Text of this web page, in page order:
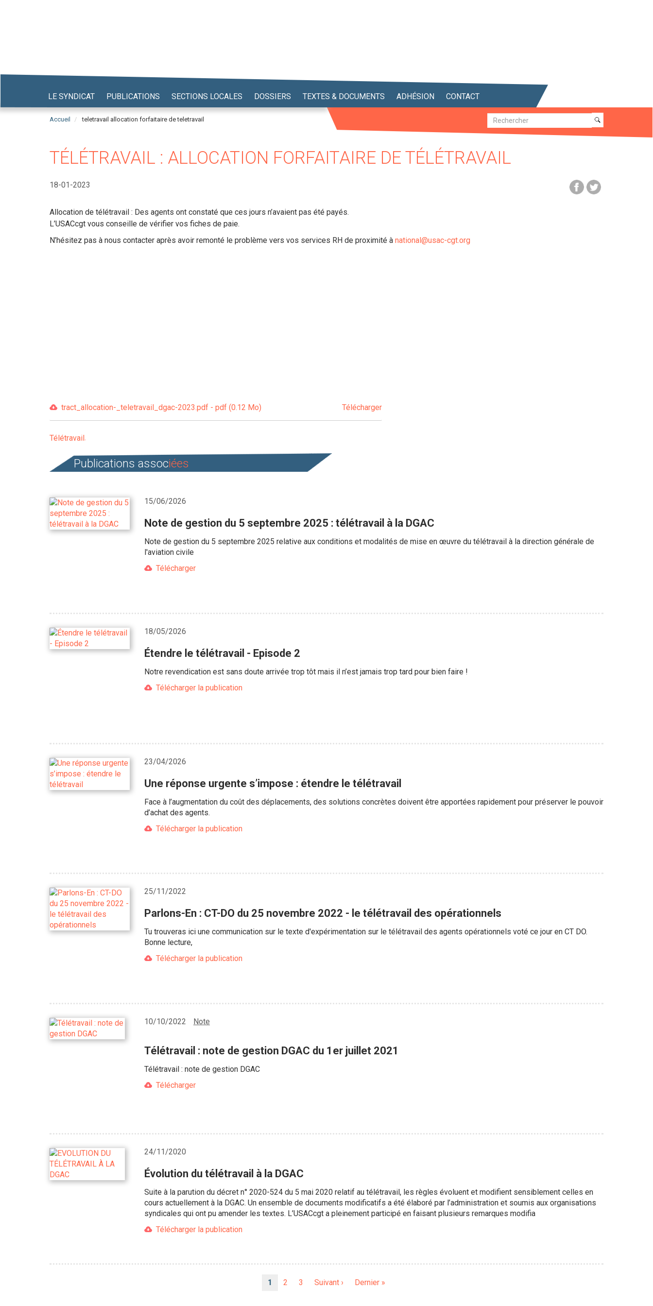
LE SYNDICAT PUBLICATIONS SECTIONS LOCALES DOSSIERS TEXTES & DOCUMENTS ADHÉSION CONTACT
Accueil teletravail allocation forfaitaire de teletravail Recherche
Recherche
TÉLÉTRAVAIL : ALLOCATION FORFAITAIRE DE TÉLÉTRAVAIL
18-01-2023
Allocation de télétravail : Des agents ont constaté que ces jours n’avaient pas été payés.
L’USACcgt vous conseille de vérifier vos fiches de paie.
N’hésitez pas à nous contacter après avoir remonté le problème vers vos services RH de proximité à national@usac-cgt.org
tract_allocation-_teletravail_dgac-2023.pdf - pdf (0.12 Mo) Télécharger
Télétravail
Publications associées
15/06/2026
Note de gestion du 5 septembre 2025 : télétravail à la DGAC
Note de gestion du 5 septembre 2025 relative aux conditions et modalités de mise en œuvre du télétravail à la direction générale de
l'aviation civile
Télécharger
18/05/2026
Étendre le télétravail - Episode 2
Notre revendication est sans doute arrivée trop tôt mais il n’est jamais trop tard pour bien faire !
Télécharger la publication
23/04/2026
Une réponse urgente s’impose : étendre le télétravail
Face à l’augmentation du coût des déplacements, des solutions concrètes doivent être apportées rapidement pour préserver le pouvoir
d’achat des agents.
Télécharger la publication
25/11/2022
Parlons-En : CT-DO du 25 novembre 2022 - le télétravail des opérationnels
Tu trouveras ici une communication sur le texte d'expérimentation sur le télétravail des agents opérationnels voté ce jour en CT DO.
Bonne lecture,
Télécharger la publication
10/10/2022 Note
Télétravail : note de gestion DGAC du 1er juillet 2021
Télétravail : note de gestion DGAC
Télécharger
24/11/2020
Évolution du télétravail à la DGAC
Suite à la parution du décret n° 2020-524 du 5 mai 2020 relatif au télétravail, les règles évoluent et modifient sensiblement celles en
cours actuellement à la DGAC. Un ensemble de documents modificatifs a été élaboré par l’administration et soumis aux organisations
syndicales qui ont pu amender les textes. L’USACcgt a pleinement participé en faisant plusieurs remarques modifia
Télécharger la publication
Page
1 Page
2 Page
3
Page
Suivant ›
Dernière
Dernier »